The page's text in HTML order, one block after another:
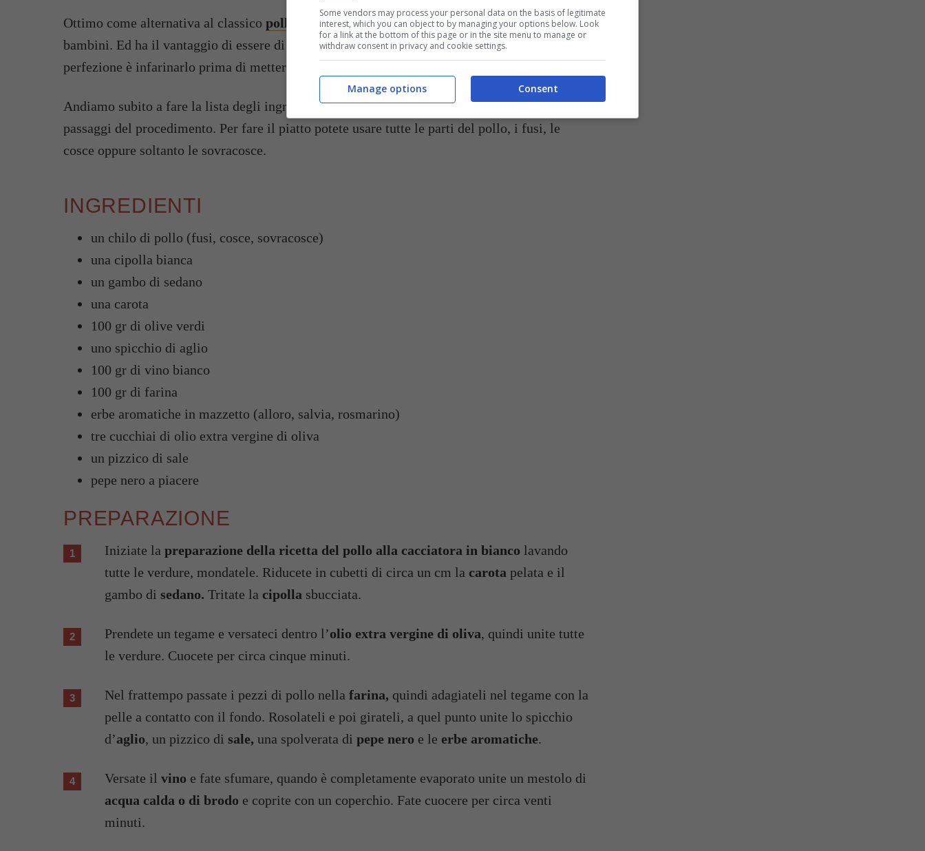
Ottimo come alternativa al classico pollo alla cacciatoratradizionale, è amato da grandi e
bambini. Ed ha il vantaggio di essere di facile realizzazione. Il trucco per farlo alla
perfezione è infarinarlo prima di metterlo a rosolare.
Andiamo subito a fare la lista degli ingredienti che sono necessari, poi vedremo anche tutti i
passaggi del procedimento. Per fare il piatto potete usare tutte le parti del pollo, i fusi, le
cosce oppure soltanto le sovracosce.
INGREDIENTI
un chilo di pollo (fusi, cosce, sovracosce)
una cipolla bianca
un gambo di sedano
una carota
100 gr di olive verdi
uno spicchio di aglio
100 gr di vino bianco
100 gr di farina
erbe aromatiche in mazzetto (alloro, salvia, rosmarino)
tre cucchiai di olio extra vergine di oliva
un pizzico di sale
pepe nero a piacere
PREPARAZIONE
Iniziate la preparazione della ricetta del pollo alla cacciatora in bianco lavando
tutte le verdure, mondatele. Riducete in cubetti di circa un cm la carota pelata e il
gambo di sedano. Tritate la cipolla sbucciata.
Prendete un tegame e versateci dentro l’olio extra vergine di oliva, quindi unite tutte
le verdure. Cuocete per circa cinque minuti.
Nel frattempo passate i pezzi di pollo nella farina, quindi adagiateli nel tegame con la
pelle a contatto con il fondo. Rosolateli e poi girateli, a quel punto unite lo spicchio
d’aglio, un pizzico di sale, una spolverata di pepe nero e le erbe aromatiche.
Versate il vino e fate sfumare, quando è completamente evaporato unite un mestolo di
acqua calda o di brodo e coprite con un coperchio. Fate cuocere per circa venti
minuti.
Some vendors may process your personal data on the basis of legitimate
interest, which you can object to by managing your options below. Look
for a link at the bottom of this page or in the site menu to manage or
withdraw consent in privacy and cookie settings.
Consent
Manage options